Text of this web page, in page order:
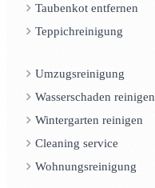
Taubenkot entfernen
Teppichreinigung
Umzugsreinigung
Wasserschaden reinigen
Wintergarten reinigen
Cleaning service
Wohnungsreinigung